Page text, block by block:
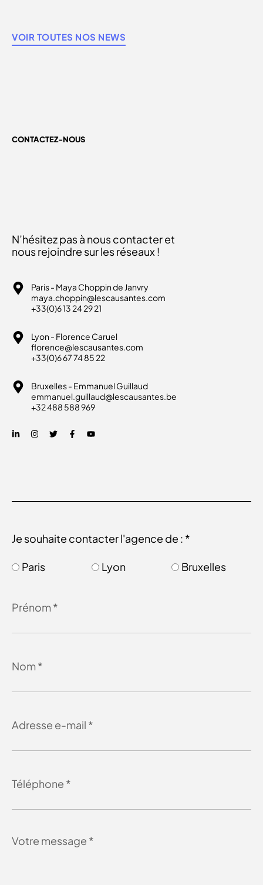
VOIR TOUTES NOS NEWS
CONTACTEZ-NOUS
N’hésitez pas à nous contacter et
nous rejoindre sur les réseaux !
Paris - Maya Choppin de Janvry
maya.choppin@lescausantes.com
+33(0)6 13 24 29 21
Lyon - Florence Caruel
florence@lescausantes.com
+33(0)6 67 74 85 22
Bruxelles - Emmanuel Guillaud
emmanuel.guillaud@lescausantes.be
+32 488 588 969
Je souhaite contacter l'agence de : *
Paris Lyon Bruxelles